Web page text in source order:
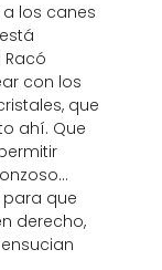
los canes
con los
que
ahí. Que
que
derecho,